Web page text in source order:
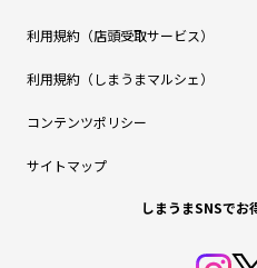
利用規約（店頭受取サービス）
利用規約（しまうまマルシェ）
コンテンツポリシー
サイトマップ
しまうまSNSでお